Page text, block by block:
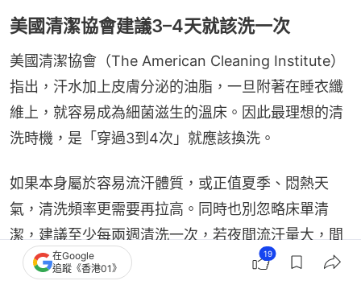
美國清潔協會建議3–4天就該洗一次
美國清潔協會（The American Cleaning Institute）
指出，汗水加上皮膚分泌的油脂，一旦附著在睡衣纖
維上，就容易成為細菌滋生的溫床。因此最理想的清
洗時機，是「穿過3到4次」就應該換洗。
如果本身屬於容易流汗體質，或正值夏季、悶熱天
氣，清洗頻率更需要再拉高。同時也別忽略床單清
潔，建議至少每兩週清洗一次，若夜間流汗量大，間
隔時間應再縮短，才能真正維持睡眠環境的乾淨。
在Google
追蹤《香港01》
19